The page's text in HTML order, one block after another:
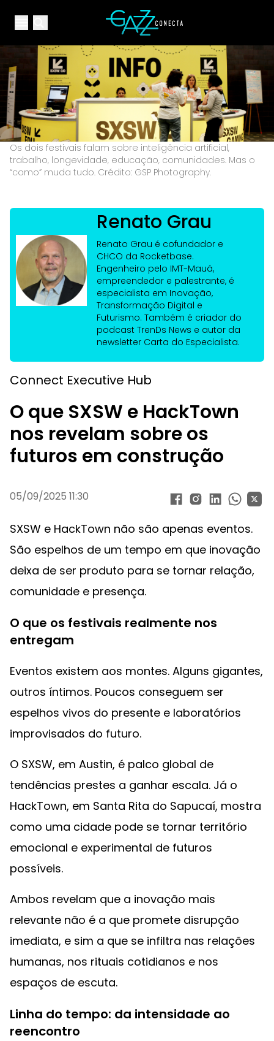
Open main menuYour Company
Os dois festivais falam sobre inteligência artificial,
trabalho, longevidade, educação, comunidades. Mas o
“como” muda tudo. Crédito: GSP Photography.
Renato Grau
Renato Grau é cofundador e
CHCO da Rocketbase.
Engenheiro pelo IMT-Mauá,
empreendedor e palestrante, é
especialista em Inovação,
Transformação Digital e
Futurismo. Também é criador do
podcast TrenDs News e autor da
newsletter Carta do Especialista.
Connect Executive Hub
O que SXSW e HackTown
nos revelam sobre os
futuros em construção
05/09/2025 11:30
SXSW e HackTown não são apenas eventos.
São espelhos de um tempo em que inovação
deixa de ser produto para se tornar relação,
comunidade e presença.
O que os festivais realmente nos
entregam
Eventos existem aos montes. Alguns gigantes,
outros íntimos. Poucos conseguem ser
espelhos vivos do presente e laboratórios
improvisados do futuro.
O SXSW, em Austin, é palco global de
tendências prestes a ganhar escala. Já o
HackTown, em Santa Rita do Sapucaí, mostra
como uma cidade pode se tornar território
emocional e experimental de futuros
possíveis.
Ambos revelam que a inovação mais
relevante não é a que promete disrupção
imediata, e sim a que se infiltra nas relações
humanas, nos rituais cotidianos e nos
espaços de escuta.
Linha do tempo: da intensidade ao
reencontro